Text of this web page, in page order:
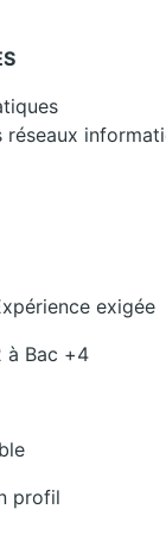
réseaux
exigée
à Bac +4
profil